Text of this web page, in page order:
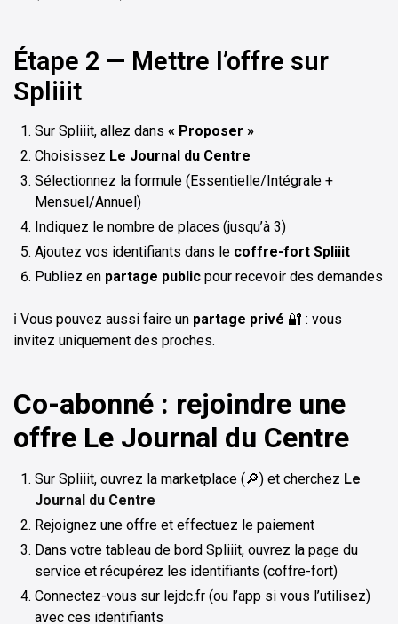
Étape 2 — Mettre l’offre sur
Spliiit
Sur Spliiit, allez dans « Proposer »
Choisissez Le Journal du Centre
Sélectionnez la formule (Essentielle/Intégrale +
Mensuel/Annuel)
Indiquez le nombre de places (jusqu’à 3)
Ajoutez vos identifiants dans le coffre-fort Spliiit
Publiez en partage public pour recevoir des demandes
ℹ️ Vous pouvez aussi faire un partage privé 🔐 : vous
invitez uniquement des proches.
Co-abonné : rejoindre une
offre Le Journal du Centre
Sur Spliiit, ouvrez la marketplace (🔎) et cherchez Le
Journal du Centre
Rejoignez une offre et effectuez le paiement
Dans votre tableau de bord Spliiit, ouvrez la page du
service et récupérez les identifiants (coffre-fort)
Connectez-vous sur lejdc.fr (ou l’app si vous l’utilisez)
avec ces identifiants